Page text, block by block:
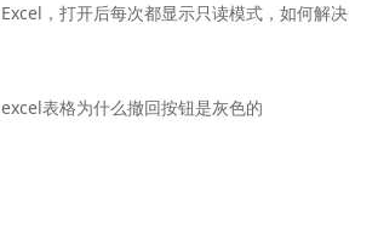
Excel，打开后每次都显示只读模式，如何解决
excel表格为什么撤回按钮是灰色的